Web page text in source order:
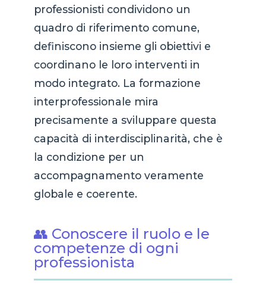
professionisti condividono un
quadro di riferimento comune,
definiscono insieme gli obiettivi e
coordinano le loro interventi in
modo integrato. La formazione
interprofessionale mira
precisamente a sviluppare questa
capacità di interdisciplinarità, che è
la condizione per un
accompagnamento veramente
globale e coerente.
👥 Conoscere il ruolo e le
competenze di ogni
professionista